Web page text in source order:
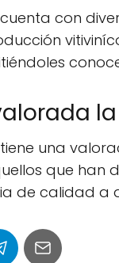
con
una
que han
de calidad a